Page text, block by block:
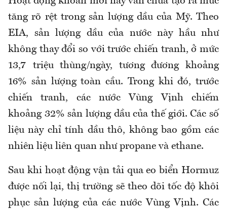
tăng rõ rệt trong sản lượng dầu của Mỹ. Theo
EIA, sản lượng dầu của nước này hầu như
không thay đổi so với trước chiến tranh, ở mức
13,7 triệu thùng/ngày, tương đương khoảng
16% sản lượng toàn cầu. Trong khi đó, trước
chiến tranh, các nước Vùng Vịnh chiếm
khoảng 32% sản lượng dầu của thế giới. Các số
liệu này chỉ tính dầu thô, không bao gồm các
nhiên liệu liên quan như propane và ethane.
Sau khi hoạt động vận tải qua eo biển Hormuz
được nối lại, thị trường sẽ theo dõi tốc độ khôi
phục sản lượng của các nước Vùng Vịnh. Các